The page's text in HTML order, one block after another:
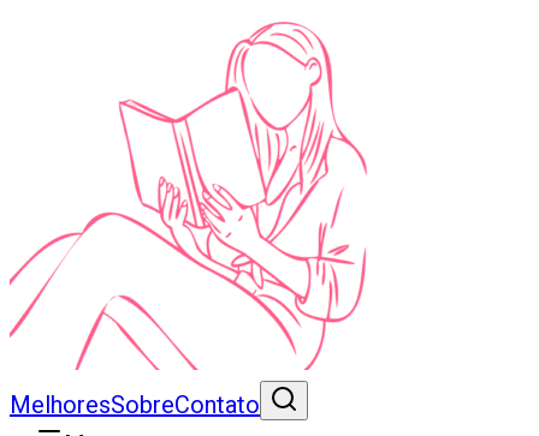
MelhoresSobreContato